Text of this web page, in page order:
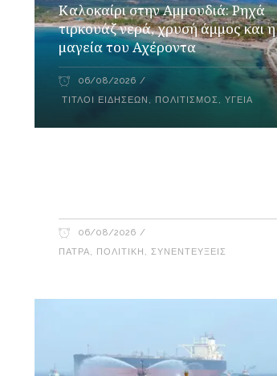
Καλοκαίρι στην Αμμουδιά: Ρηχά
τιρκουάζ νερά, χρυσή άμμος και η
μαγεία του Αχέροντα
06/08/2026
ΤΊΤΛΟΙ ΕΙΔΉΣΕΩΝ , ΠΟΛΙΤΙΣΜΌΣ,ΥΓΕΊΑ
06/08/2026
ΠΆΤΡΑ, ΠΟΛΙΤΙΚΉ ,ΣΥΝΕΝΤΕΎΞΕΙΣ